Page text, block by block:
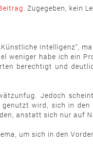
. Zugegeben, kein
Intelligenz",
weniger habe ich ein
berechtigt und
Jedoch
wird, sich in
anstatt sich nur auf
um sich in den